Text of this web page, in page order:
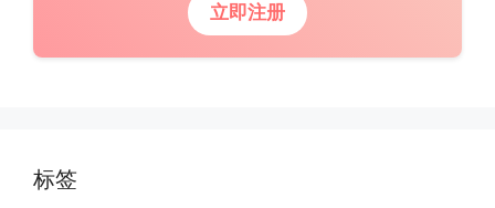
立即注册
标签